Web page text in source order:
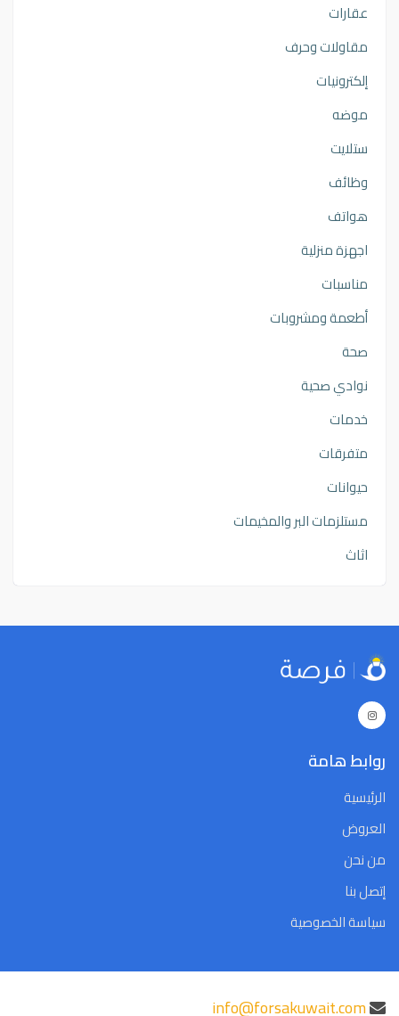
عقارات
مقاولات وحرف
إلكترونيات
موضه
ستلايت
وظائف
هواتف
اجهزة منزلية
مناسبات
أطعمة ومشروبات
صحة
نوادي صحية
خدمات
متفرقات
حيوانات
مستلزمات البر والمخيمات
اثاث
روابط هامة
الرئيسية
العروض
من نحن
إتصل بنا
سياسة الخصوصية
info@forsakuwait.com